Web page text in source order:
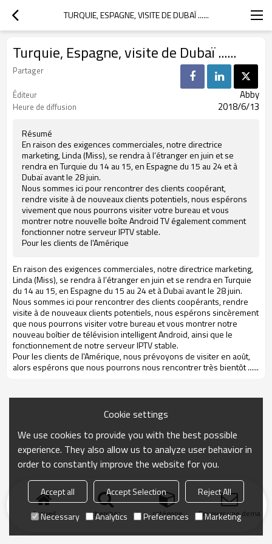
TURQUIE, ESPAGNE, VISITE DE DUBAÏ ......
Turquie, Espagne, visite de Dubaï ......
Partager
Éditeur
Abby
Heure de diffusion 2018/6/13
Résumé
En raison des exigences commerciales, notre directrice
marketing, Linda (Miss), se rendra à l’étranger en juin et se
rendra en Turquie du 14 au 15, en Espagne du 15 au 24 et à
Dubaï avant le 28 juin.
Nous sommes ici pour rencontrer des clients coopérant,
rendre visite à de nouveaux clients potentiels, nous espérons
vivement que nous pourrons visiter votre bureau et vous
montrer notre nouvelle boîte Android TV également comment
fonctionner notre serveur IPTV stable.
Pour les clients de l'Amérique
En raison des exigences commerciales, notre directrice marketing,
Linda (Miss), se rendra à l’étranger en juin et se rendra en Turquie
du 14 au 15, en Espagne du 15 au 24 et à Dubaï avant le 28 juin.
Nous sommes ici pour rencontrer des clients coopérants, rendre
visite à de nouveaux clients potentiels, nous espérons sincèrement
que nous pourrons visiter votre bureau et vous montrer notre
nouveau boîtier de télévision intelligent Android, ainsi que le
fonctionnement de notre serveur IPTV stable.
Pour les clients de l'Amérique, nous prévoyons de visiter en août,
alors espérons que nous pourrons nous rencontrer très bientôt ......
Accueil chercher catégorie Envoyer une
Cookie settings
We use cookies to provide you with the best possible
experience. They also allow us to analyze user behavior in
order to constantly improve the website for you.
Accept all Accept Selection
Reject All
Necessary
Analytics Preferences Marketing